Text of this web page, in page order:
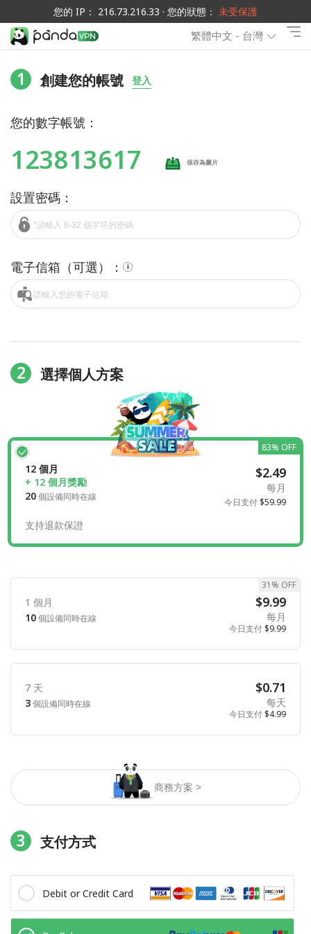
您的 IP： 216.73.216.33 · 您的狀態： 未受保護
繁體中文 - 台灣
1 創建您的帳號 登入
您的數字帳號：
123813617 保存為圖片
設置密碼：
電子信箱（可選）： i
2 選擇個人方案
商務方案 >
12 個月
+ 12 個月獎勵
20個設備同時在線
$2.49
每月
今日支付 $59.99
83% OFF
支持退款保證
1 個月
10個設備同時在線
$9.99
每月
今日支付 $9.99
31% OFF
7 天
3個設備同時在線
$0.71
每天
今日支付 $4.99
3 支付方式
Debit or Credit Card